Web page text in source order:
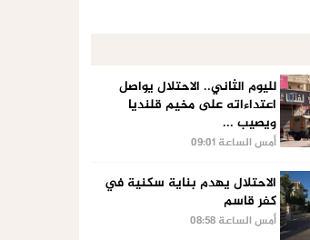
لليوم الثاني.. الاحتلال يواصل
اعتداءاته على مخيم قلنديا
ويصيب ...
أمس الساعة 09:01
الاحتلال يهدم بناية سكنية في
كفر قاسم
أمس الساعة 08:58